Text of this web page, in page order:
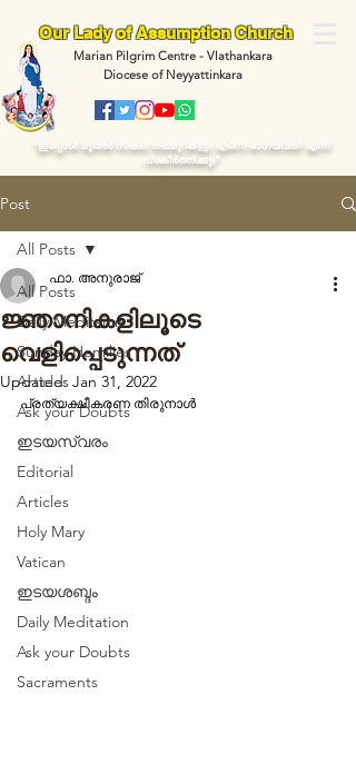
Our Lady of Assumption Church
Marian Pilgrim Centre - Vlathankara
Diocese of Neyyattinkara
“ഇപ്പോള്‍ മുതല്‍ സകല തലമുറകളും എന്നെ ഭാഗ്യവതി എന്ന്
പ്രകീര്‍ത്തിക്കും"
Post
All Posts
Daily Meditaion
Sunday Homilies
Articles
Ask your Doubts
ഇടയസ്വരം
Editorial
Articles
Holy Mary
Vatican
ഇടയശബ്ദം
Daily Meditation
Ask your Doubts
Sacraments
All Posts
ജ്ഞാനികളിലൂടെ
വെളിപ്പെടുന്നത്
ഫാ. അനുരാജ്
Updated:Jan 31, 2022
പ്രത്യക്ഷീകരണ തിരുനാൾ